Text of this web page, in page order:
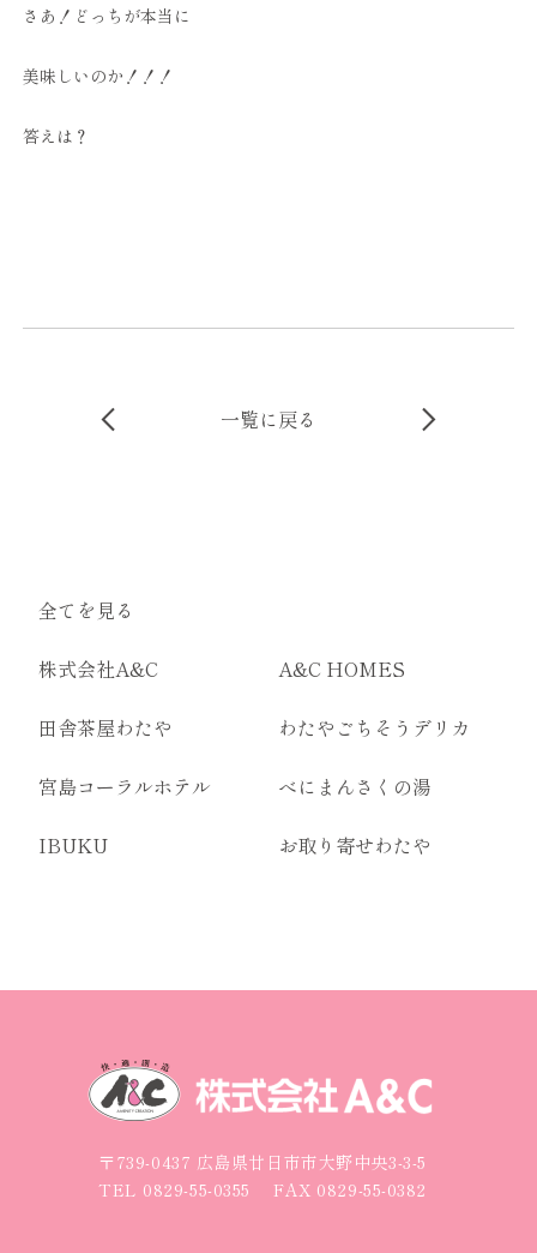
さあ！どっちが本当に
美味しいのか！！！
答えは？
一覧に戻る
全てを見る
株式会社A&C A&C HOMES
田舎茶屋わたや わたやごちそうデリカ
宮島コーラルホテル べにまんさくの湯
IBUKU お取り寄せわたや
〒739-0437 広島県廿日市市大野中央3-3-5
TEL 0829-55-0355 FAX 0829-55-0382